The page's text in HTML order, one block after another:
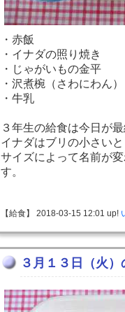
・赤飯
・イナダの照り焼き
・じゃがいもの金平
・沢煮椀（さわにわん）
・牛乳
３年生の給食は今日が
イナダはブリの小さい
サイズによって名前が
す。
【給食】 2018-03-15 12:01 up!
３月１３日（火）